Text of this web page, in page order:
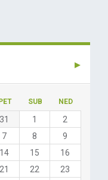
PET SUB NED
31 1
2
7 8
9
14 15
16
21 22
23